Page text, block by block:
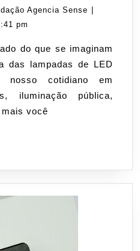
as
de
LED
Agencia Sense Redação
pm
do que se imaginam
das lampadas de LED
nosso cotidiano em
iluminação pública,
você